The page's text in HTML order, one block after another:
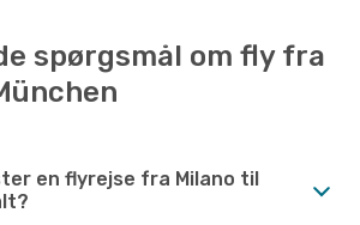
spørgsmål om fly fra
en flyrejse fra Milano til